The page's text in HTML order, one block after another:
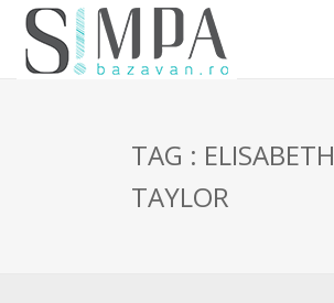
TAG : ELISABETH
TAYLOR